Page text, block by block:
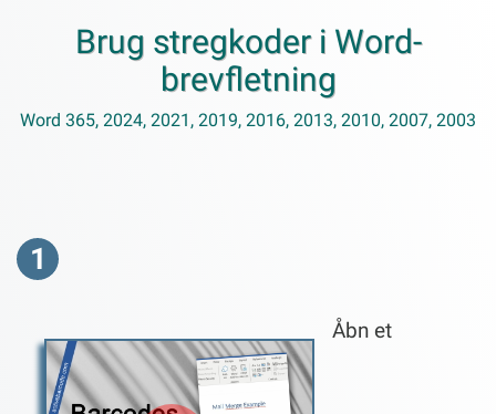
Brug stregkoder i Word-
brevfletning
Word 365, 2024, 2021, 2019, 2016, 2013, 2010, 2007, 2003
1
Åbn et